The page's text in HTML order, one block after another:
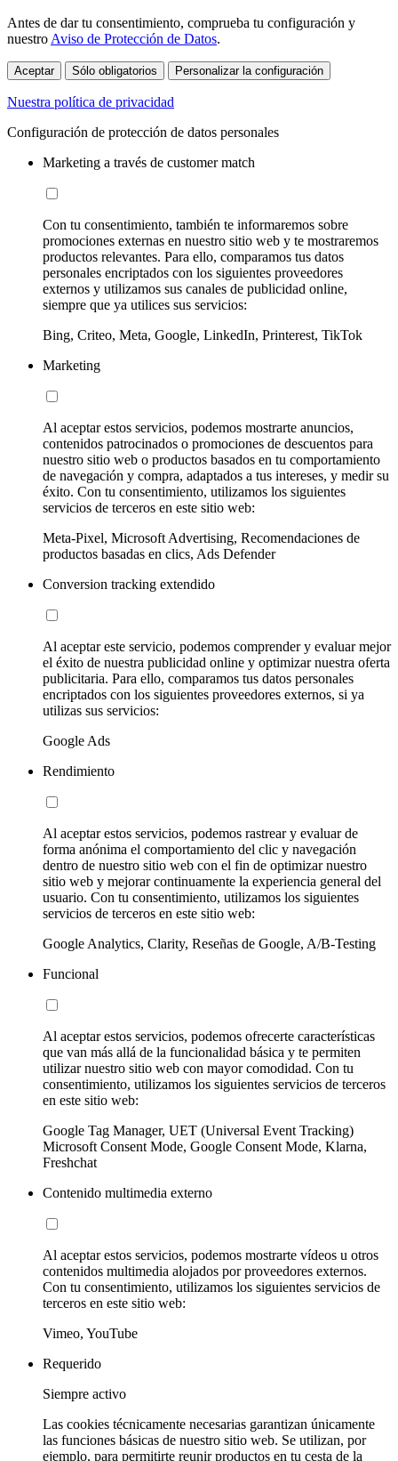
Antes de dar tu consentimiento, comprueba tu configuración y
nuestroAviso de Protección de Datos.
Aceptar Sólo obligatorios Personalizar la configuración
Nuestra política de privacidad
Configuración de protección de datos personales
Marketing a través de customer match
Con tu consentimiento, también te informaremos sobre
promociones externas en nuestro sitio web y te mostraremos
productos relevantes. Para ello, comparamos tus datos
personales encriptados con los siguientes proveedores
externos y utilizamos sus canales de publicidad online,
siempre que ya utilices sus servicios:
Bing, Criteo, Meta, Google, LinkedIn, Printerest, TikTok
Marketing
Al aceptar estos servicios, podemos mostrarte anuncios,
contenidos patrocinados o promociones de descuentos para
nuestro sitio web o productos basados en tu comportamiento
de navegación y compra, adaptados a tus intereses, y medir su
éxito. Con tu consentimiento, utilizamos los siguientes
servicios de terceros en este sitio web:
Meta-Pixel, Microsoft Advertising, Recomendaciones de
productos basadas en clics, Ads Defender
Conversion tracking extendido
Al aceptar este servicio, podemos comprender y evaluar mejor
el éxito de nuestra publicidad online y optimizar nuestra oferta
publicitaria. Para ello, comparamos tus datos personales
encriptados con los siguientes proveedores externos, si ya
utilizas sus servicios:
Google Ads
Rendimiento
Al aceptar estos servicios, podemos rastrear y evaluar de
forma anónima el comportamiento del clic y navegación
dentro de nuestro sitio web con el fin de optimizar nuestro
sitio web y mejorar continuamente la experiencia general del
usuario. Con tu consentimiento, utilizamos los siguientes
servicios de terceros en este sitio web:
Google Analytics, Clarity, Reseñas de Google, A/B-Testing
Funcional
Al aceptar estos servicios, podemos ofrecerte características
que van más allá de la funcionalidad básica y te permiten
utilizar nuestro sitio web con mayor comodidad. Con tu
consentimiento, utilizamos los siguientes servicios de terceros
en este sitio web:
Google Tag Manager, UET (Universal Event Tracking)
Microsoft Consent Mode, Google Consent Mode, Klarna,
Freshchat
Contenido multimedia externo
Al aceptar estos servicios, podemos mostrarte vídeos u otros
contenidos multimedia alojados por proveedores externos.
Con tu consentimiento, utilizamos los siguientes servicios de
terceros en este sitio web:
Vimeo, YouTube
Requerido
Siempre activo
Las cookies técnicamente necesarias garantizan únicamente
las funciones básicas de nuestro sitio web. Se utilizan, por
ejemplo, para permitirte reunir productos en tu cesta de la